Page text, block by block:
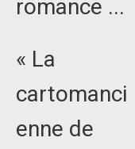
romance ...
« La
cartomanci
enne de